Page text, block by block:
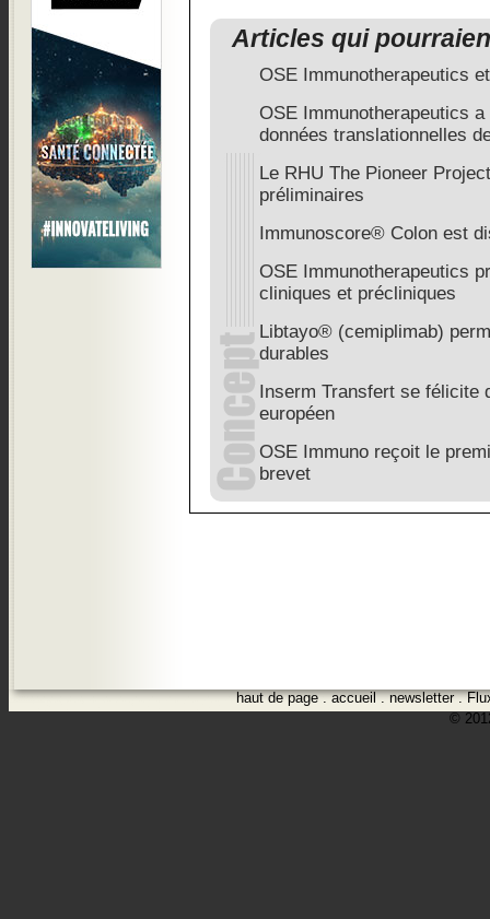
Articles qui
OSE Immunotherapeutics
OSE Immunotherapeutics
données translationnelles
Le RHU The Pioneer
préliminaires
Immunoscore® Colon est
OSE Immunotherapeutics
cliniques et précliniques
Libtayo® (cemiplimab)
durables
Inserm Transfert se félicite
européen
OSE Immuno reçoit le
brevet
haut de page.accueil.newsletter.
©